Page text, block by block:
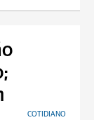
COTIDIANO